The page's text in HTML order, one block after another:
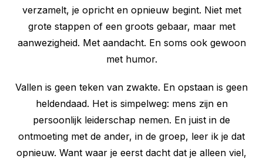
verzamelt, je opricht en opnieuw begint. Niet met
grote stappen of een groots gebaar, maar met
aanwezigheid. Met aandacht. En soms ook gewoon
met humor.
Vallen is geen teken van zwakte. En opstaan is geen
heldendaad. Het is simpelweg: mens zijn en
persoonlijk leiderschap nemen. En juist in de
ontmoeting met de ander, in de groep, leer ik je dat
opnieuw. Want waar je eerst dacht dat je alleen viel,